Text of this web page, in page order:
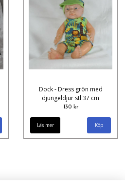
Dock - Dress grön med
djungeldjur stl 37 cm
130 kr
Läs mer